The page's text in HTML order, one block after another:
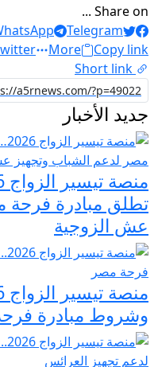
Share on ...
Telegram
More
Copy link
Short link
جديد الأخبار
تطلق مبادرة فرحة
عش الزوجية
وشروط مبادرة